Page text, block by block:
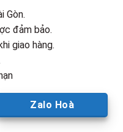
Gòn.
đảm bảo.
giao hàng.
Zalo Hoà